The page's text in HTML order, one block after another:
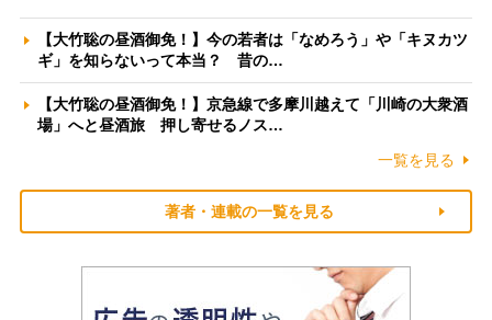
【大竹聡の昼酒御免！】今の若者は「なめろう」や「キヌカツ
ギ」を知らないって本当？ 昔の…
【大竹聡の昼酒御免！】京急線で多摩川越えて「川崎の大衆酒
場」へと昼酒旅 押し寄せるノス…
一覧を見る
著者・連載の一覧を見る